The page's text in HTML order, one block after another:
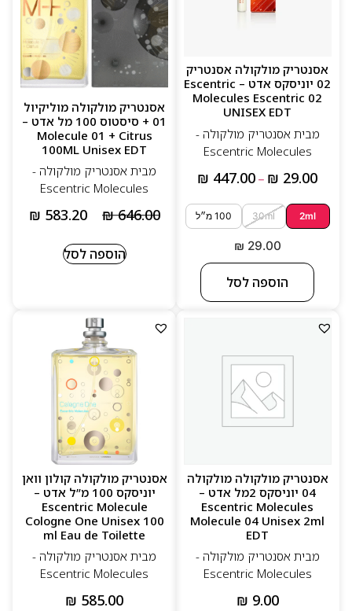
אסנטריק מולקולה אסנטריק
02 יוניסקס אדט – Escentric
Molecules Escentric 02
UNISEX EDT
מבית אסנטריק מולקולה -
Escentric Molecules
₪ 29.00
–
₪ 447.00
2ml
30ml 100 מ״ל
₪ 29.00
הוספה לסל
אסנטריק מולקולה מוליקיול
01 + סיסטוס 100 מל אדט –
Molecule 01 + Citrus
100ML Unisex EDT
מבית אסנטריק מולקולה -
Escentric Molecules
₪646.00
₪ 583.20
הוספה לסל
אסנטריק מולקולה מולקולה
04 יוניסקס 2מל אדט –
Escentric Molecules
Molecule 04 Unisex 2ml
EDT
מבית אסנטריק מולקולה -
Escentric Molecules
₪ 9.00
אסנטריק מולקולה קולון וואן
יוניסקס 100 מ”ל אדט –
Escentric Molecule
Cologne One Unisex 100
ml Eau de Toilette
מבית אסנטריק מולקולה -
Escentric Molecules
₪ 585.00